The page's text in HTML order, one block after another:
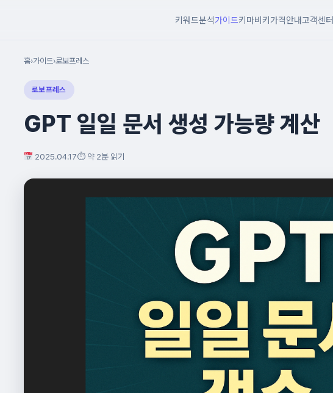
키워드분석가이드키마비키가격안내고객센터
홈›가이드›로보프레스
로보프레스
GPT 일일 문서 생성 가능량 계산
2025.04.17⏱ 약 2분 읽기